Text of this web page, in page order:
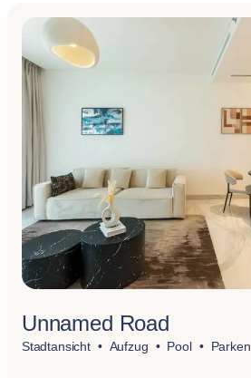
Unnamed Road
Stadtansicht Aufzug Pool Parken